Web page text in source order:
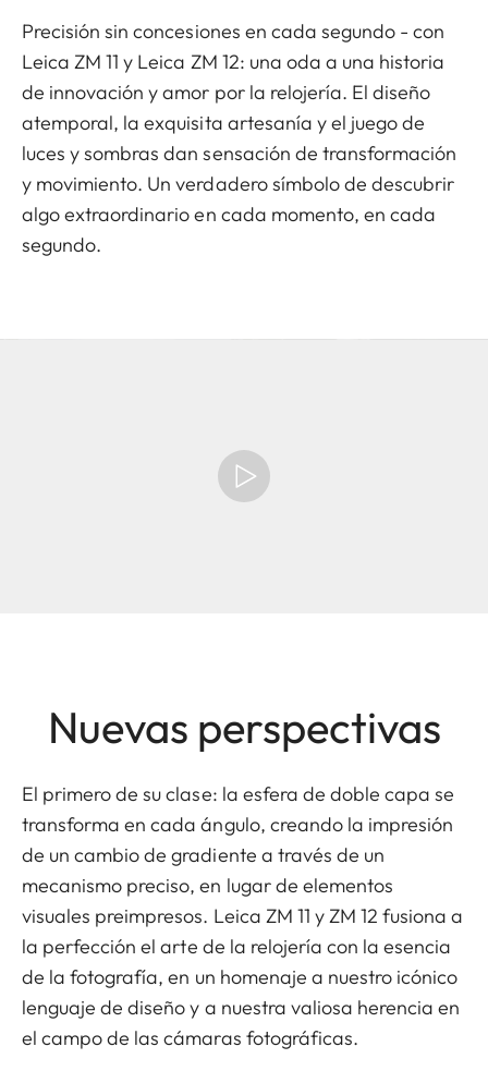
Precisión sin concesiones en cada segundo - con
Leica ZM 11 y Leica ZM 12: una oda a una historia
de innovación y amor por la relojería. El diseño
atemporal, la exquisita artesanía y el juego de
luces y sombras dan sensación de transformación
y movimiento. Un verdadero símbolo de descubrir
algo extraordinario en cada momento, en cada
segundo.
Nuevas perspectivas
El primero de su clase: la esfera de doble capa se
transforma en cada ángulo, creando la impresión
de un cambio de gradiente a través de un
mecanismo preciso, en lugar de elementos
visuales preimpresos. Leica ZM 11 y ZM 12 fusiona a
la perfección el arte de la relojería con la esencia
de la fotografía, en un homenaje a nuestro icónico
lenguaje de diseño y a nuestra valiosa herencia en
el campo de las cámaras fotográficas.